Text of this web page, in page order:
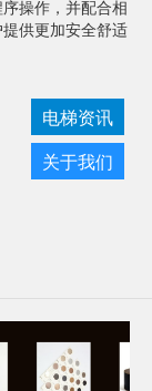
操作，并配合相
供更加安全舒适
电梯资讯
关于我们